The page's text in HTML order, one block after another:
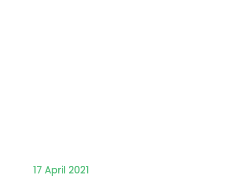
17 April 2021